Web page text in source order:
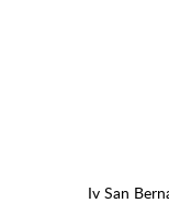
Iv San